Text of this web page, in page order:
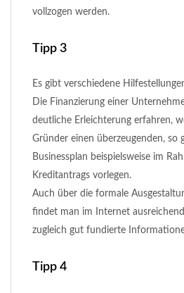
vollzogen werden.
Tipp 3
Es gibt verschiedene
Die Finanzierung einer
deutliche Erleichterung erfahren,
Gründer einen überzeugenden, so
Businessplan beispielsweise im
Kreditantrags vorlegen.
Auch über die formale
findet man im Internet
zugleich gut fundierte
Tipp 4